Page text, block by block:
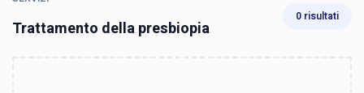
Trattamento della presbiopia
0 risultati